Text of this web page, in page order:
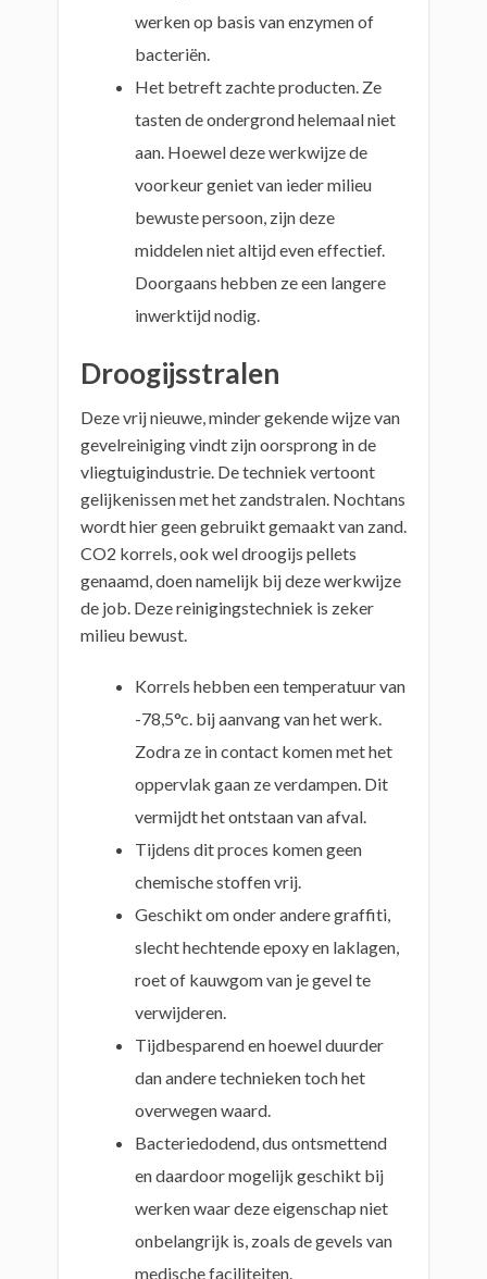
werken op basis van enzymen of
bacteriën.
Het betreft zachte producten. Ze
tasten de ondergrond helemaal niet
aan. Hoewel deze werkwijze de
voorkeur geniet van ieder milieu
bewuste persoon, zijn deze
middelen niet altijd even effectief.
Doorgaans hebben ze een langere
inwerktijd nodig.
Droogijsstralen
Deze vrij nieuwe, minder gekende wijze van
gevelreiniging vindt zijn oorsprong in de
vliegtuigindustrie. De techniek vertoont
gelijkenissen met het zandstralen. Nochtans
wordt hier geen gebruikt gemaakt van zand.
CO2 korrels, ook wel droogijs pellets
genaamd, doen namelijk bij deze werkwijze
de job. Deze reinigingstechniek is zeker
milieu bewust.
Korrels hebben een temperatuur van
-78,5°c. bij aanvang van het werk.
Zodra ze in contact komen met het
oppervlak gaan ze verdampen. Dit
vermijdt het ontstaan van afval.
Tijdens dit proces komen geen
chemische stoffen vrij.
Geschikt om onder andere graffiti,
slecht hechtende epoxy en laklagen,
roet of kauwgom van je gevel te
verwijderen.
Tijdbesparend en hoewel duurder
dan andere technieken toch het
overwegen waard.
Bacteriedodend, dus ontsmettend
en daardoor mogelijk geschikt bij
werken waar deze eigenschap niet
onbelangrijk is, zoals de gevels van
medische faciliteiten.